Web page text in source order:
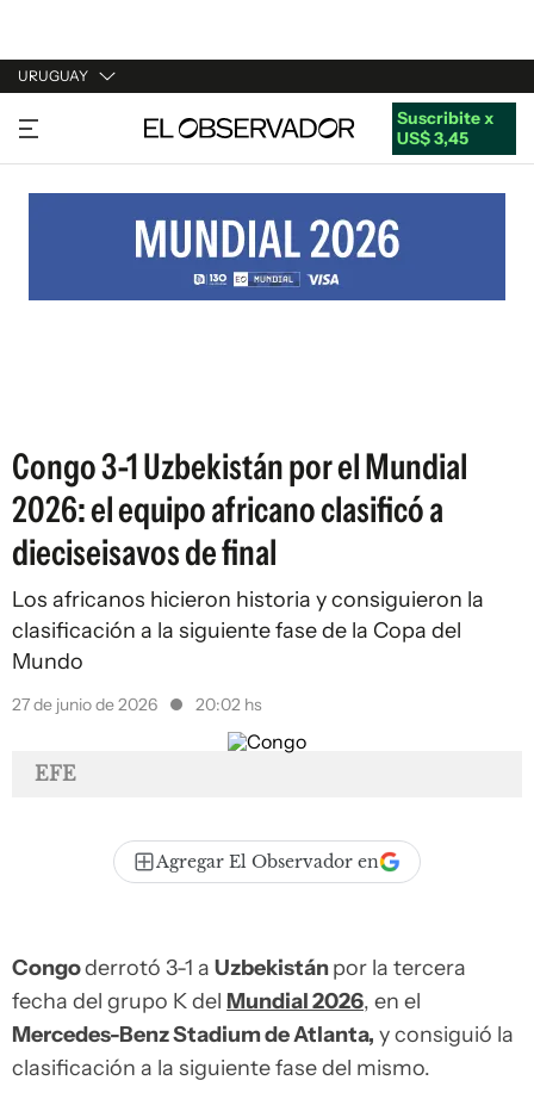
URUGUAY
URUGUAY
ARGENTINA
ESTADOS UNIDOS
Suscribite x
US$ 3,45
Congo 3-1 Uzbekistán por el Mundial
2026: el equipo africano clasificó a
dieciseisavos de final
Los africanos hicieron historia y consiguieron la
clasificación a la siguiente fase de la Copa del
Mundo
27 de junio de 2026 20:02 hs
EFE
Agregar El Observador en
Congoderrotó 3-1 a Uzbekistánpor la tercera
fecha del grupo K del Mundial 2026, en el
Mercedes-Benz Stadium de Atlanta, y consiguió la
clasificación a la siguiente fase del mismo.